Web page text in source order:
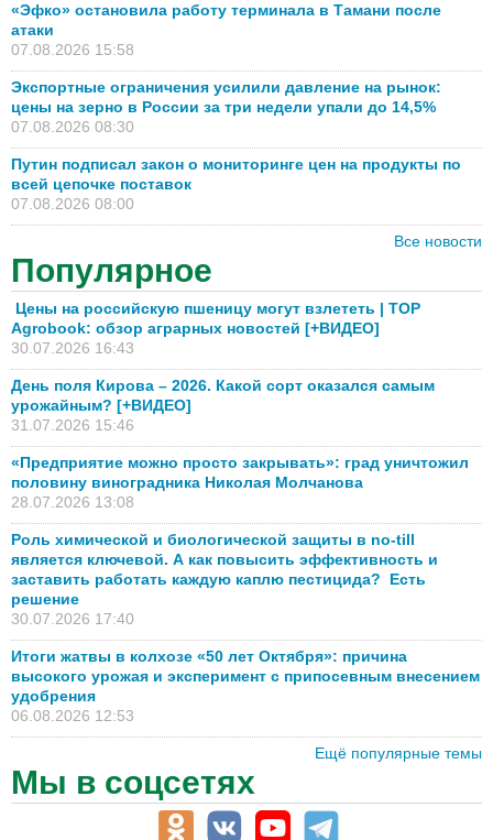
«Эфко» остановила работу терминала в Тамани после
атаки
07.08.2026 15:58
Экспортные ограничения усилили давление на рынок:
цены на зерно в России за три недели упали до 14,5%
07.08.2026 08:30
Путин подписал закон о мониторинге цен на продукты по
всей цепочке поставок
07.08.2026 08:00
Все новости
Популярное
Цены на российскую пшеницу могут взлететь | TOP
Agrobook: обзор аграрных новостей [+ВИДЕО]
30.07.2026 16:43
День поля Кирова – 2026. Какой сорт оказался самым
урожайным? [+ВИДЕО]
31.07.2026 15:46
«Предприятие можно просто закрывать»: град уничтожил
половину виноградника Николая Молчанова
28.07.2026 13:08
Роль химической и биологической защиты в no-till
является ключевой. А как повысить эффективность и
заставить работать каждую каплю пестицида? Есть
решение
30.07.2026 17:40
Итоги жатвы в колхозе «50 лет Октября»: причина
высокого урожая и эксперимент с припосевным внесением
удобрения
06.08.2026 12:53
Ещё популярные темы
Мы в соцсетях